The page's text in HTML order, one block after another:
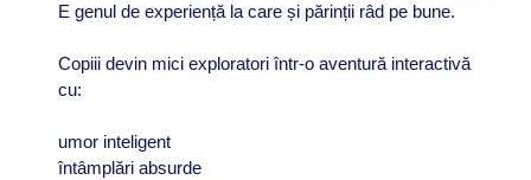
E genul de experiență la care și părinții râd pe bune.
Copiii devin mici exploratori într-o aventură interactivă
cu:
umor inteligent
întâmplări absurde